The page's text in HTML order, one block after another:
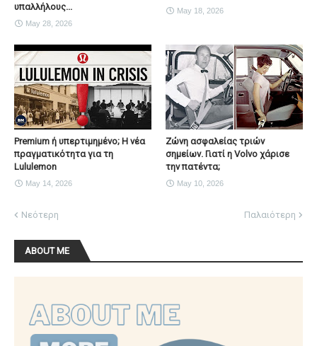
υπαλλήλους...
May 28, 2026
May 18, 2026
Premium ή υπερτιμημένο; Η νέα
πραγματικότητα για τη
Lululemon
May 14, 2026
Ζώνη ασφαλείας τριών
σημείων. Γιατί η Volvo χάρισε
την πατέντα;
May 10, 2026
Νεότερη Παλαιότερη
ABOUT ME